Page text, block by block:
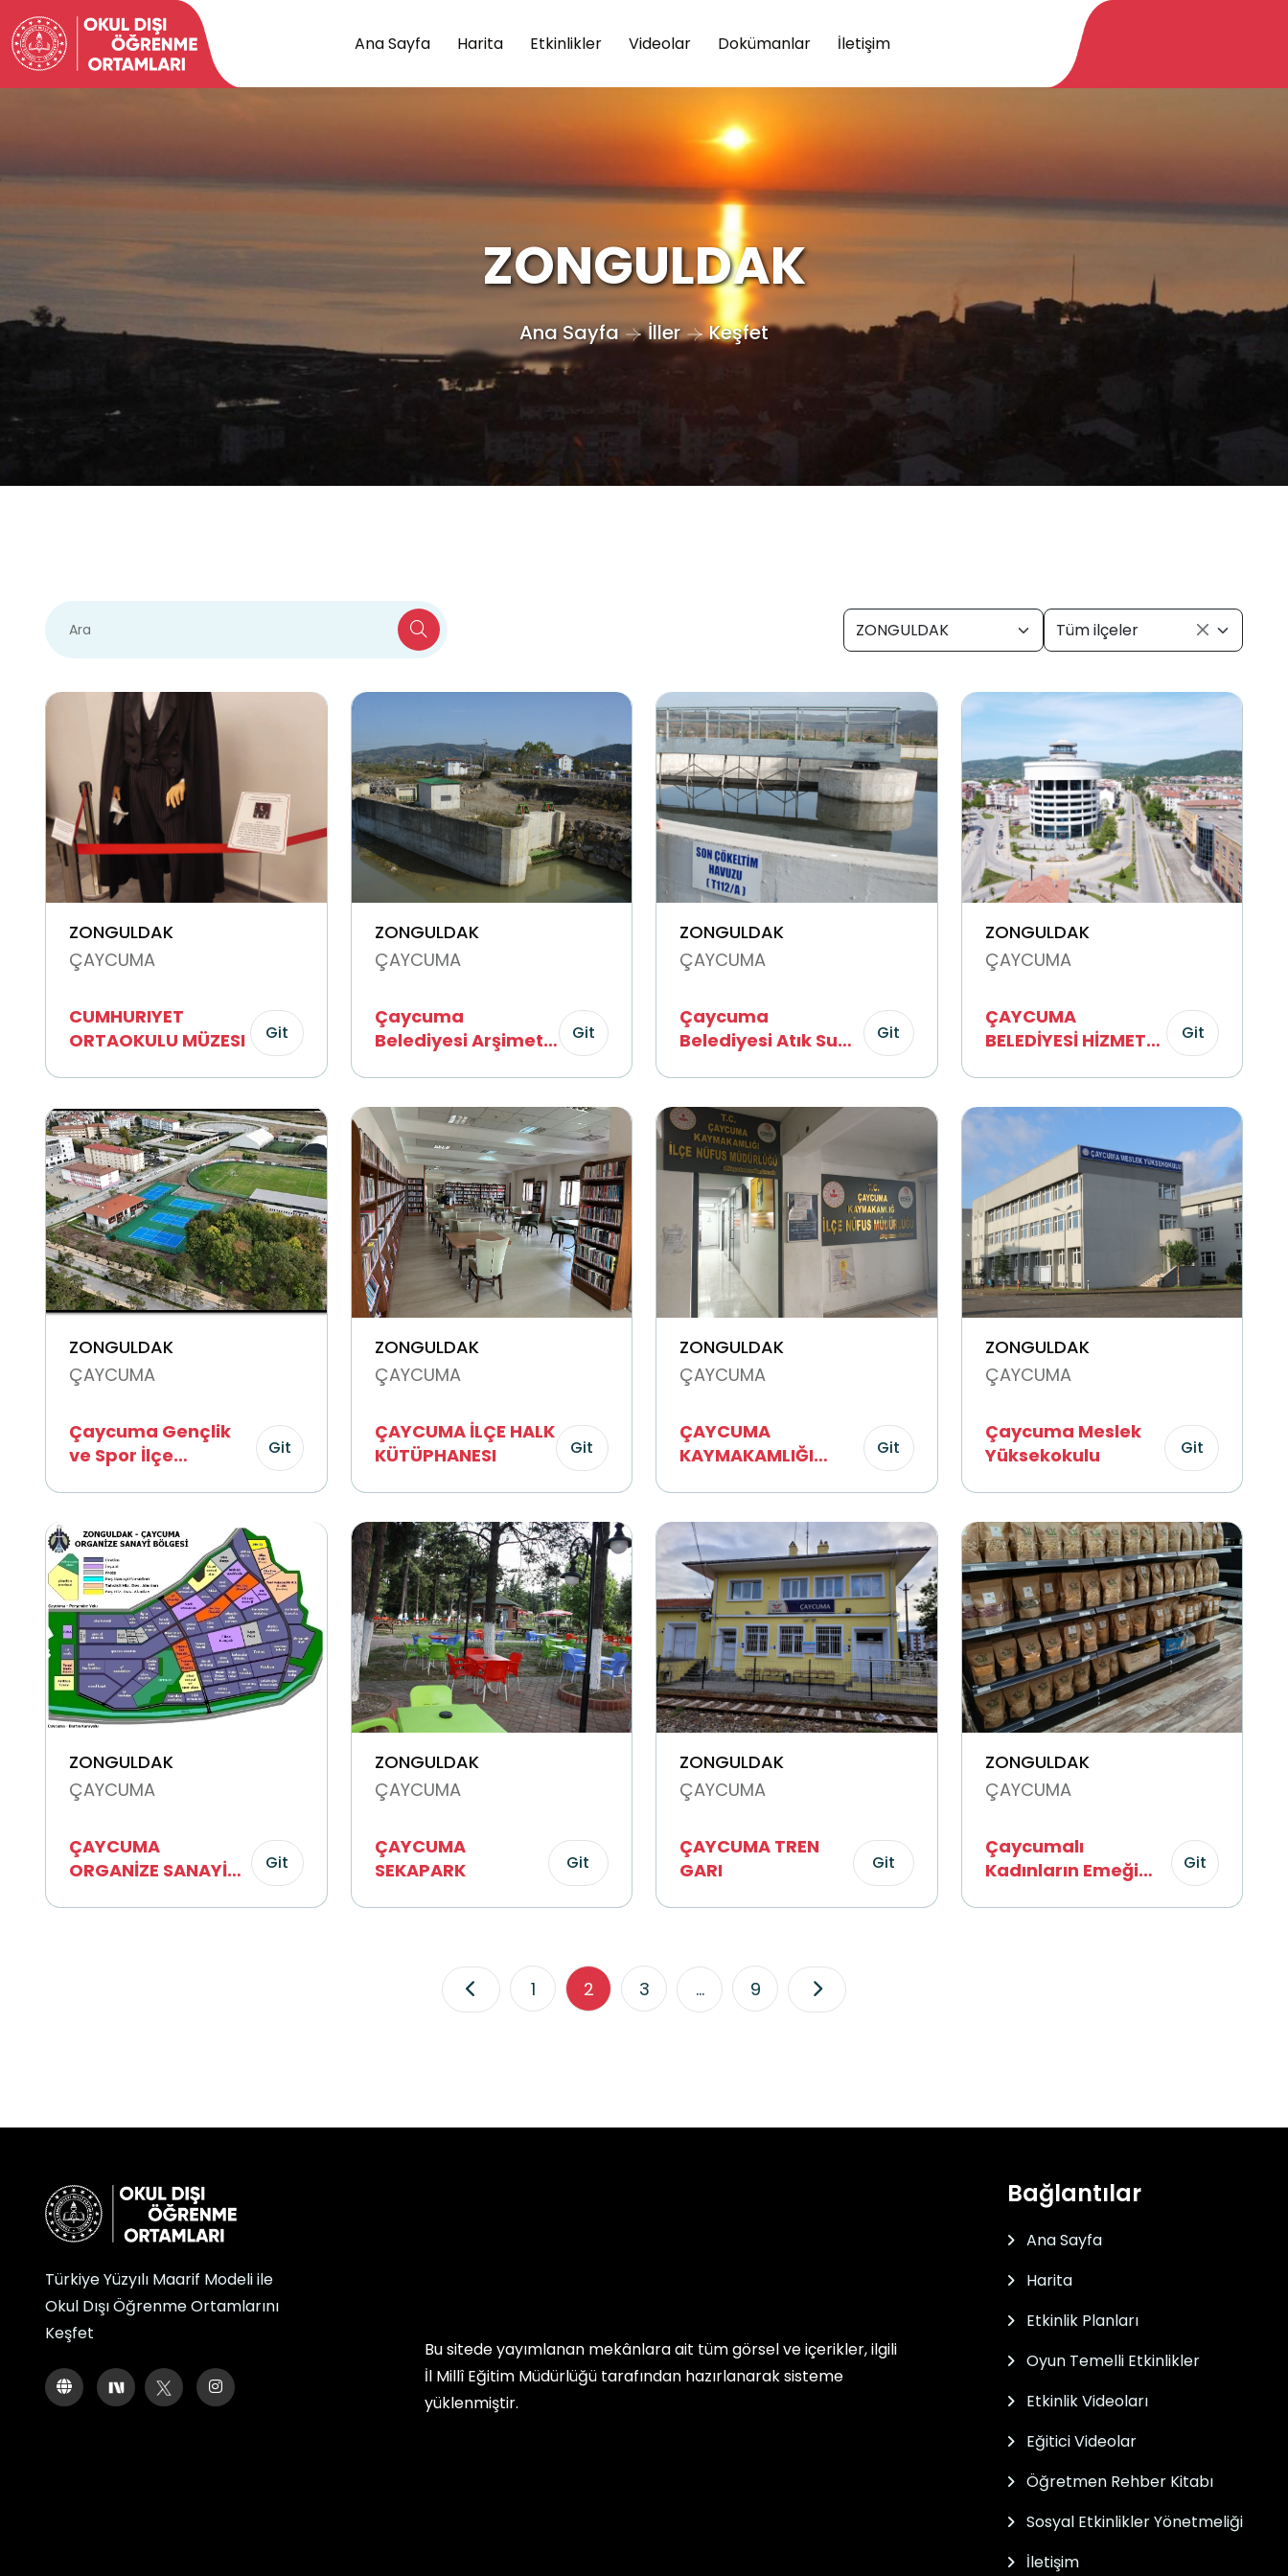
Ana Sayfa Harita Etkinlikler Videolar Dokümanlar İletişim
ZONGULDAK
Ana Sayfa İller Keşfet
ZONGULDAK Tüm ilçeler
ZONGULDAK
ÇAYCUMA
CUMHURIYET
ORTAOKULU MÜZESI
Git
ZONGULDAK
ÇAYCUMA
Çaycuma
Belediyesi Arşimet
Git
ZONGULDAK
ÇAYCUMA
Çaycuma
Belediyesi Atık Su
Git
ZONGULDAK
ÇAYCUMA
ÇAYCUMA
BELEDİYESİ HİZMET
Git
ZONGULDAK
ÇAYCUMA
Çaycuma Gençlik
ve Spor İlçe
Git
ZONGULDAK
ÇAYCUMA
ÇAYCUMA İLÇE HALK
KÜTÜPHANESI
Git
ZONGULDAK
ÇAYCUMA
ÇAYCUMA
KAYMAKAMLIĞI
Git
ZONGULDAK
ÇAYCUMA
Çaycuma Meslek
Yüksekokulu
Git
ZONGULDAK
ÇAYCUMA
ÇAYCUMA
ORGANİZE SANAYİ
Git
ZONGULDAK
ÇAYCUMA
ÇAYCUMA
SEKAPARK
Git
ZONGULDAK
ÇAYCUMA
ÇAYCUMA TREN
GARI
Git
ZONGULDAK
ÇAYCUMA
Çaycumalı
Kadınların Emeği
Git
1 2 3 ... 9
Türkiye Yüzyılı Maarif Modeli ile
Okul Dışı Öğrenme Ortamlarını
Keşfet
Bu sitede yayımlanan mekânlara ait tüm görsel ve içerikler, ilgili
İl Millî Eğitim Müdürlüğütarafından hazırlanarak sisteme
yüklenmiştir.
Bağlantılar
Ana Sayfa
Harita
Etkinlik Planları
Oyun Temelli Etkinlikler
Etkinlik Videoları
Eğitici Videolar
Öğretmen Rehber Kitabı
Sosyal Etkinlikler Yönetmeliği
İletişim